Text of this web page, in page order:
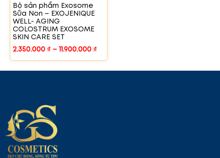
Bộ sản phẩm Exosome
Sữa Non – EXOJENIQUE
WELL- AGING
COLOSTRUM EXOSOME
SKIN CARE SET
2.350.000 ₫ – 11.900.000 ₫